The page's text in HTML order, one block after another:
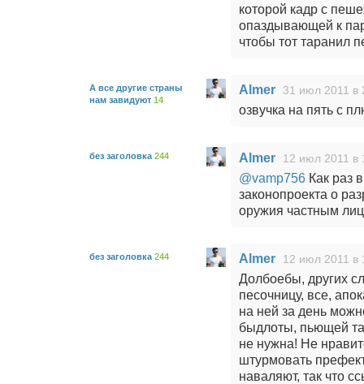
которой кадр с
опаздывающей к
чтобы тот таранил
А все другие страны
нам завидуют 14
Almer 31 июл 2011 в
озвучка на пять с
без заголовка 244 Almer 12 июл 2011 в
@vamp756Как раз
законопроекта о
оружия частным
без заголовка 244 Almer 12 июл 2011 в
Долбоебы, других
песочницу, все,
на ней за день
быдлоты, пьющей
не нужна! Не
штурмовать
наваляют, так что